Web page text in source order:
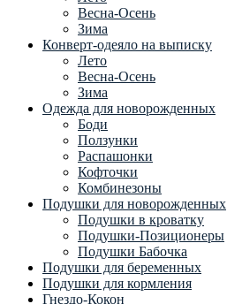
Весна-Осень
Зима
Конверт-одеяло на выписку
Лето
Весна-Осень
Зима
Одежда для новорожденных
Боди
Ползунки
Распашонки
Кофточки
Комбинезоны
Подушки для новорожденных
Подушки в кроватку
Подушки-Позиционеры
Подушки Бабочка
Подушки для беременных
Подушки для кормления
Гнездо-Кокон